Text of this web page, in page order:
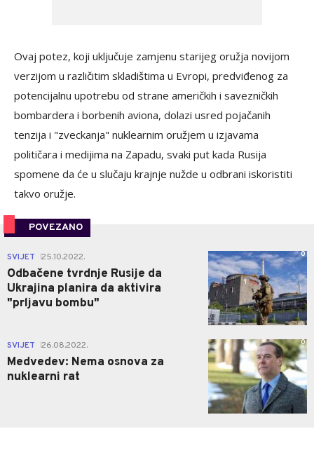
Ovaj potez, koji uključuje zamjenu starijeg oružja novijom
verzijom u različitim skladištima u Evropi, predviđenog za
potencijalnu upotrebu od strane američkih i savezničkih
bombardera i borbenih aviona, dolazi usred pojačanih
tenzija i "zveckanja" nuklearnim oružjem u izjavama
političara i medijima na Zapadu, svaki put kada Rusija
spomene da će u slučaju krajnje nužde u odbrani iskoristiti
takvo oružje.
POVEZANO
SVIJET 25.10.2022.
Odbačene tvrdnje Rusije da
Ukrajina planira da aktivira
"prljavu bombu"
0
SVIJET 26.08.2022.
Medvedev: Nema osnova za
nuklearni rat
0